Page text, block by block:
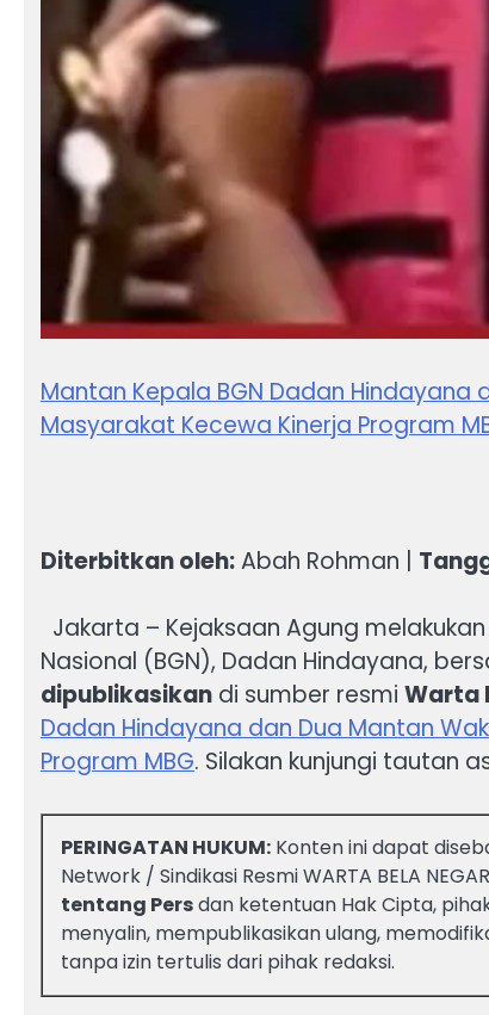
Mantan Kepala BGN Dadan Hindayana
Masyarakat Kecewa Kinerja Program
Diterbitkan oleh:Abah Rohman |
Jakarta – Kejaksaan Agung
Nasional (BGN), Dadan Hindayana,
dipublikasikan di sumber resmi Warta
Dadan Hindayana dan Dua Mantan
Program MBG. Silakan kunjungi tautan
PERINGATAN HUKUM: Konten ini dapat
Network / Sindikasi Resmi WARTA BELA
tentang Persdan ketentuan Hak Cipta,
menyalin, mempublikasikan ulang,
tanpa izin tertulis dari pihak redaksi.